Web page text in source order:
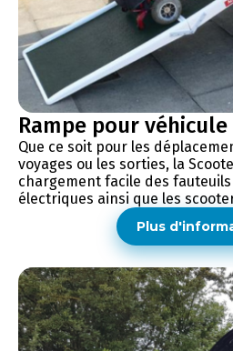
Rampe pour
Que ce soit pour les
voyages ou les sorties, la
chargement facile des
électriques ainsi que les
Plus